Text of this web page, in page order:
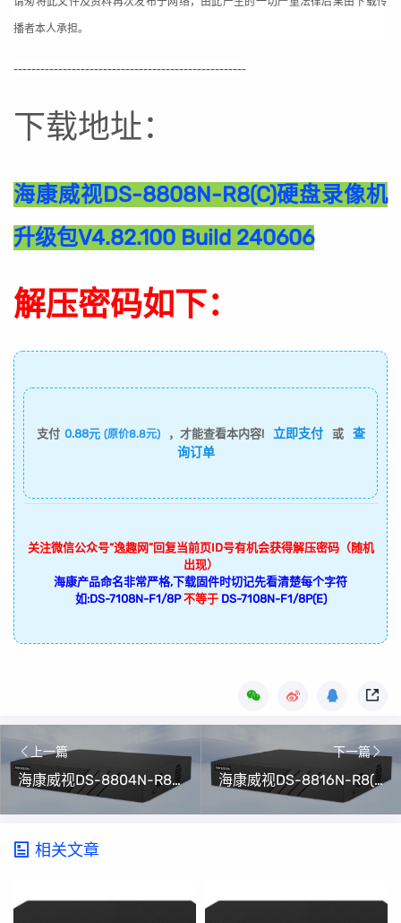
播者本人承担。
----------------------------------------------------
下载地址：
海康威视DS-8808N-R8(C)硬盘录像机
升级包V4.82.100 Build 240606
解压密码如下：
支付 0.88元 (原价8.8元) ，才能查看本内容! 立即支付 或
查
询订单
关注微信公众号“逸趣网”回复当前页ID号有机会获得解压密码（随机
出现）
海康产品命名非常严格,下载固件时切记先看清楚每个字符
如:DS-7108N-F1/8P 不等于 DS-7108N-F1/8P(E)
上一篇
海康威视DS-8804N-R8(C)升级包V4.82.100 Build 240606(可解绑萤石云)
下一篇
海康威视DS-8816N-R8(C)升级包V4.82.100 Build 240606(可解绑萤石云)
相关文章